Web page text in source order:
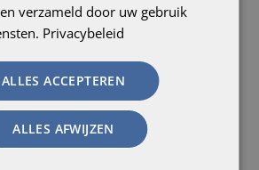
par : intervention
verzameld door uw gebruik
Privacybeleid
ALLES ACCEPTEREN
ALLES AFWIJZEN